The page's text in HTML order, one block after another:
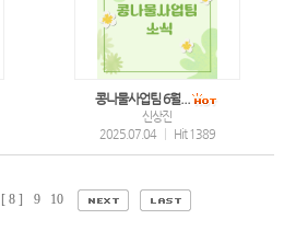
콩나물사업팀 6월...
신상진
2025.07.04
Hit 1389
[ 8 ] 9 10